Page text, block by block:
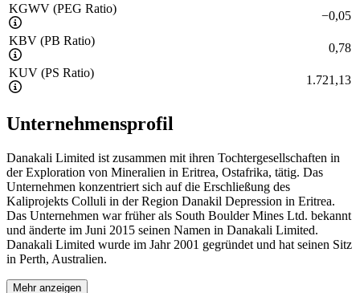
KGWV (PEG Ratio)
−0,05
KBV (PB Ratio)
0,78
KUV (PS Ratio)
1.721,13
Unternehmensprofil
Danakali Limited ist zusammen mit ihren Tochtergesellschaften in
der Exploration von Mineralien in Eritrea, Ostafrika, tätig. Das
Unternehmen konzentriert sich auf die Erschließung des
Kaliprojekts Colluli in der Region Danakil Depression in Eritrea.
Das Unternehmen war früher als South Boulder Mines Ltd. bekannt
und änderte im Juni 2015 seinen Namen in Danakali Limited.
Danakali Limited wurde im Jahr 2001 gegründet und hat seinen Sitz
in Perth, Australien.
Mehr anzeigen